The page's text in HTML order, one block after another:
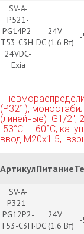
SV-A-
P521-
PG14P2-
T53-C3H-
24VDC-
Exia
24V
DC (1.6 Вт)
(P321),
(линейные) G1/2",
-53°С...+60°С,
ввод М20х1.5,
АртикулПитание
SV-A-
P321-
PG12P2-
T53-C3H-
24V
DC (1.6 Вт)